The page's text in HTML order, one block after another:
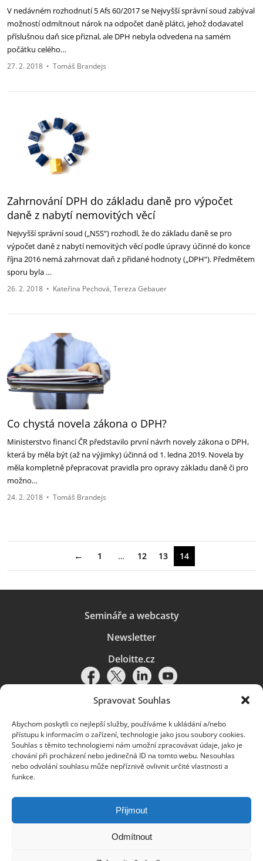
Spravovat Souhlas
Abychom poskytli co nejlepší služby, používáme k ukládání a/nebo
přístupu k informacím o zařízení, technologie jako jsou soubory cookies.
Souhlas s těmito technologiemi nám umožní zpracovávat údaje, jako je
chování při procházení nebo jedinečná ID na tomto webu. Nesouhlas
nebo odvolání souhlasu může nepříznivě ovlivnit určité vlastnosti a
funkce.
Přijmout
Odmítnout
V nedávném rozhodnutí 5 Afs 60/2017 se Nejvyšší správní soud zabýval
možností odmítnout nárok na odpočet daně plátci, jehož dodavatel
příslušnou daň sice přiznal, ale DPH nebyla odvedena na samém
počátku celého…
27. 2. 2018 • Tomáš Brandejs
Zahrnování DPH do základu daně pro výpočet
daně z nabytí nemovitých věcí
Nejvyšší správní soud („NSS“) rozhodl, že do základu daně se pro
výpočet daně z nabytí nemovitých věcí podle úpravy účinné do konce
října 2016 nemá zahrnovat daň z přidané hodnoty („DPH“). Předmětem
sporu byla …
26. 2. 2018 • Kateřina Pechová Tereza Gebauer
Co chystá novela zákona o DPH?
Ministerstvo financí ČR představilo první návrh novely zákona o DPH,
která by měla být (až na výjimky) účinná od 1. ledna 2019. Novela by
měla kompletně přepracovat pravidla pro opravy základu daně či pro
možno…
24. 2. 2018 • Tomáš Brandejs
← 1 … 12 13 14
Semináře a webcasty
Newsletter
Deloitte.cz
Pravidla používání|Ochrana osobních údajů|Soubory cookies |
Deloitte.cz
© 2026. Více informací najdete vPravidlech používání.
Deloitte označuje jednu či více společností globální sítě členských
a přidružené subjekty (souhrnně „organizace Deloitte“). Společnost DTTL
(rovněž označovaná jako „Deloitte Global“) a každá z jejích členských
společností a jejich přidružených subjektů je samostatným a nezávislým
právním subjektem, který není oprávněn zavazovat nebo přijímat závazky
za jinou z těchto členských společností a jejich přidružených subjektů ve